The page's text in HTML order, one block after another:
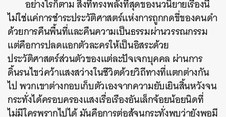
อย่างไรก็ตามสิ่งที่ทรงพลังที่สุดของนวนิยายเรื่องนี้
ไม่ใช่แค่การชำระประวัติศาสตร์แห่งการถูกกดขี่ของคนดำ
ด้วยการคืนพื้นที่และคืนความเป็นธรรมผ่านวรรณกรรม
แต่คือการปลดแอกตัวละครให้เป็นอิสระด้วย
ประวัติศาสตร์ส่วนตัวของแต่ละปัจเจกบุคคล ผ่านการ
ดิ้นรนไขว่คว้าแสงสว่างในชีวิตด้วยวิถีทางที่แตกต่างกัน
ไปพวกเขาต่างกอบเก็บตัวเองจากความยับเยินสิ้นหวังจน
กระทั่งได้ครอบครองแสงเรื่อเรืองอันเล็กจ้อยน้อยนิดที่
ไม่มีใครพรากไปได้ มันคือการต่อสู้จนกระทั่งพบว่ายังพอมี